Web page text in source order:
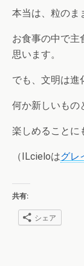
本当は、粒のま
お食事の中で主
思います。
でも、文明は進
何か新しいもの
楽しめることに
（ILcieloはグレ
共有:
シェア